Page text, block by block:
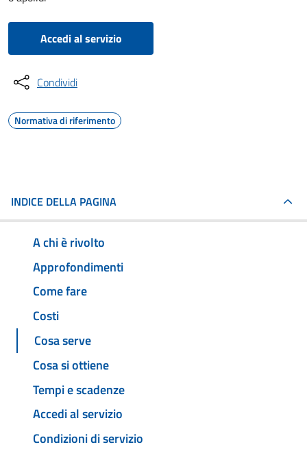
Accedi al servizio
Condividi
Normativa di riferimento
INDICE DELLA PAGINA
A chi è rivolto
Approfondimenti
Come fare
Costi
Cosa serve
Cosa si ottiene
Tempi e scadenze
Accedi al servizio
Condizioni di servizio